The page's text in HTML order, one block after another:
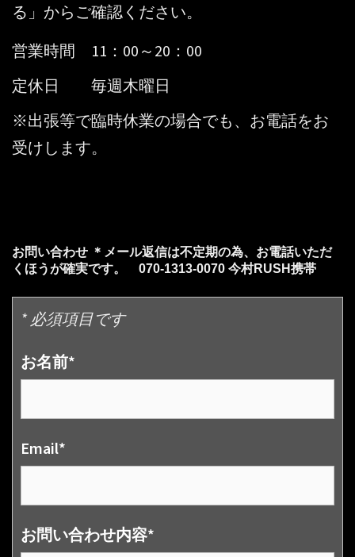
る」からご確認ください。
営業時間 11：00～20：00
定休日 毎週木曜日
※出張等で臨時休業の場合でも、お電話をお
受けします。
お問い合わせ ＊メール返信は不定期の為、お電話いただ
くほうが確実です。 070-1313-0070 今村RUSH携帯
* 必須項目です
お名前*
Email*
お問い合わせ内容*